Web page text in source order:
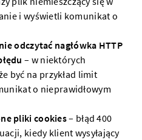
i wyświetli komunikat o
odczytać nagłówka HTTP
– w niektórych
być na przykład limit
o nieprawidłowym
pliki cookies– błąd 400
kiedy klient wysyłający